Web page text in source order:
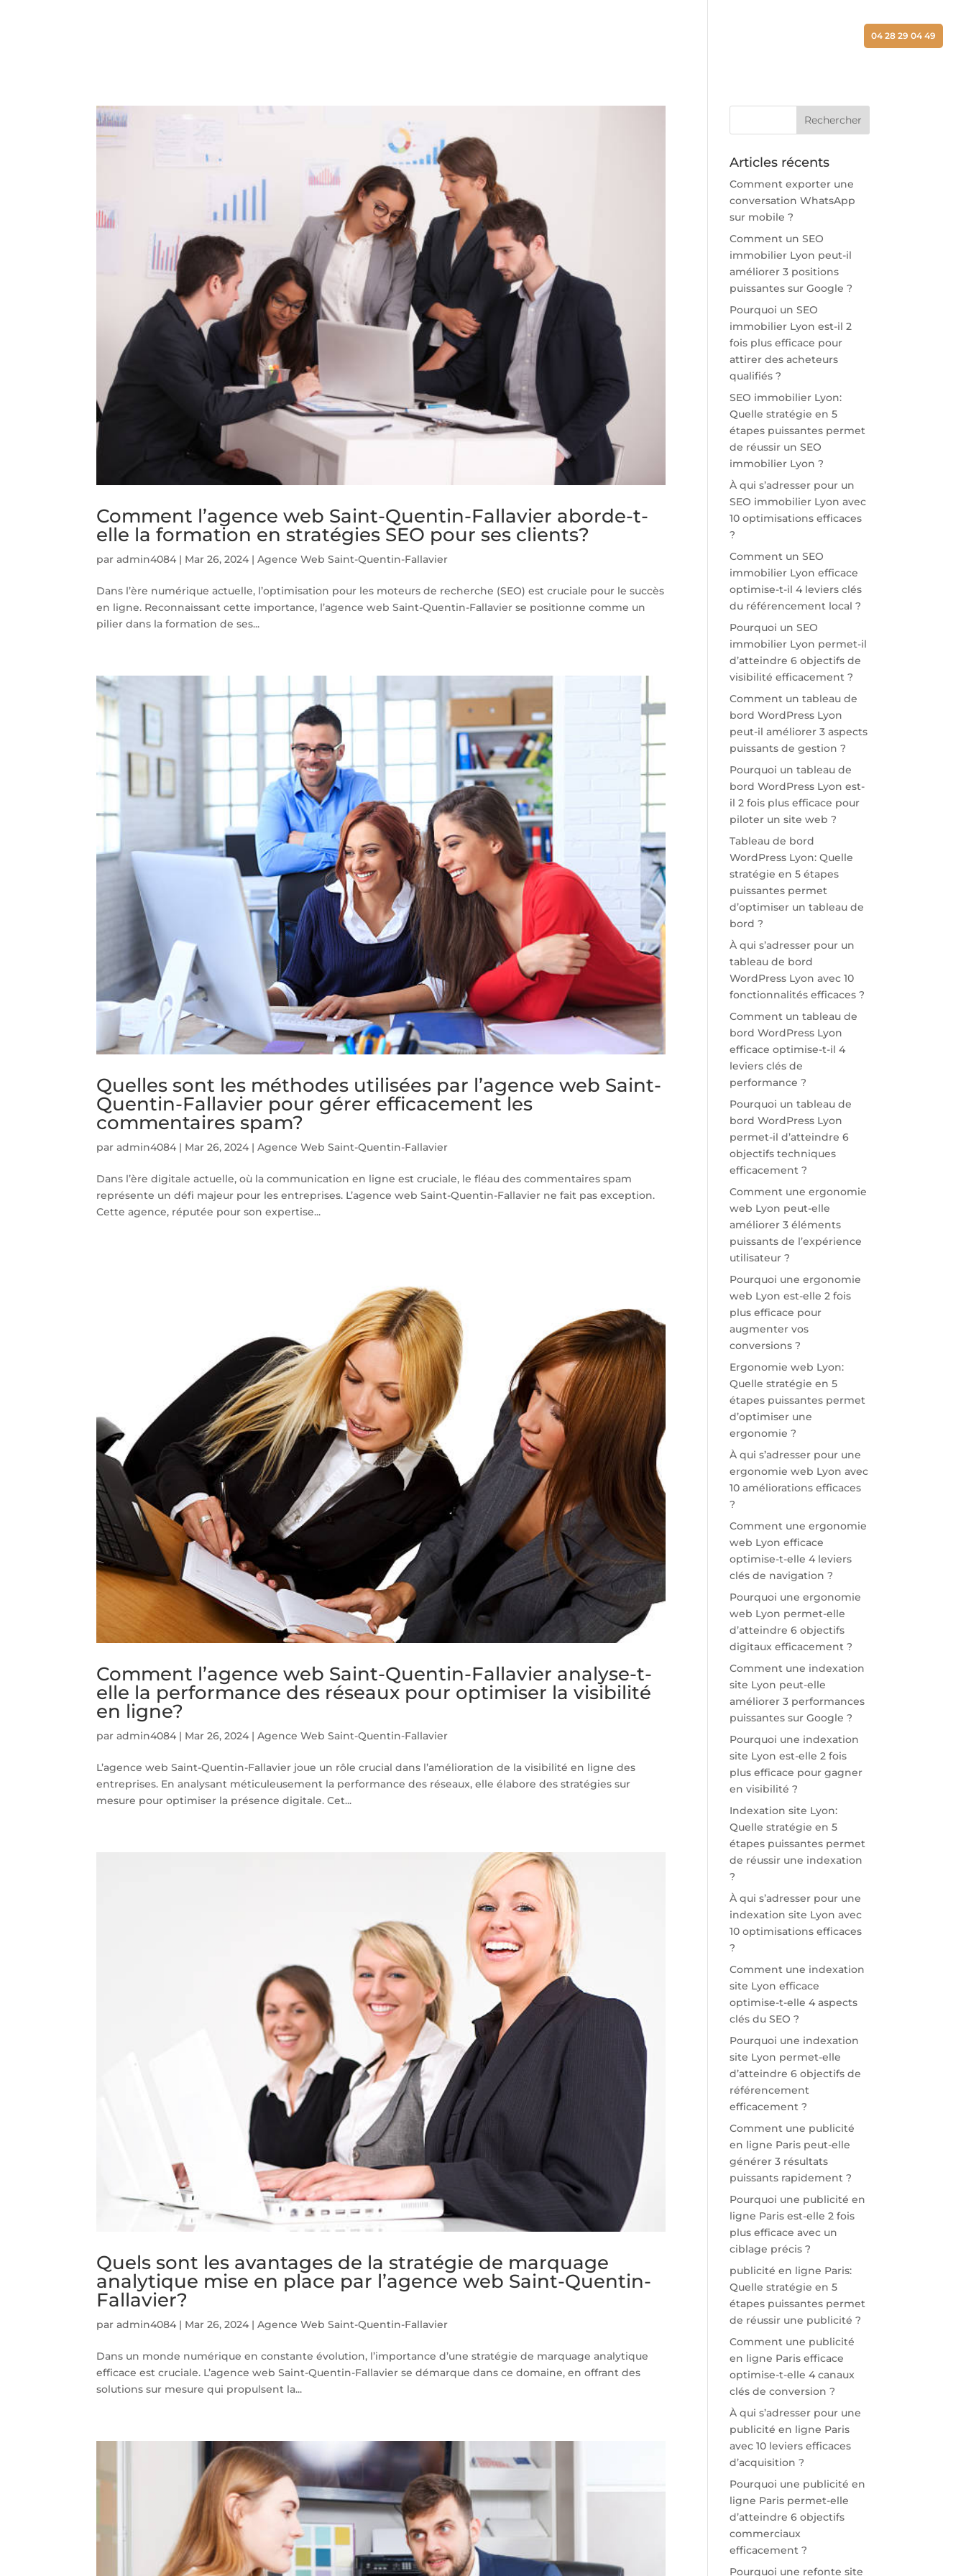
04 28 29 04 49
Comment l’agence web Saint-Quentin-Fallavier aborde-t-
elle la formation en stratégies SEO pour ses clients?
paradmin4084 | Mar 26, 2024 |Agence Web Saint-Quentin-Fallavier
Dans l’ère numérique actuelle, l’optimisation pour les moteurs de recherche (SEO) est cruciale pour le succès
en ligne. Reconnaissant cette importance, l’agence web Saint-Quentin-Fallavier se positionne comme un
pilier dans la formation de ses...
Quelles sont les méthodes utilisées par l’agence web Saint-
Quentin-Fallavier pour gérer efficacement les
commentaires spam?
paradmin4084 | Mar 26, 2024 |Agence Web Saint-Quentin-Fallavier
Dans l’ère digitale actuelle, où la communication en ligne est cruciale, le fléau des commentaires spam
représente un défi majeur pour les entreprises. L’agence web Saint-Quentin-Fallavier ne fait pas exception.
Cette agence, réputée pour son expertise...
Comment l’agence web Saint-Quentin-Fallavier analyse-t-
elle la performance des réseaux pour optimiser la visibilité
en ligne?
paradmin4084 | Mar 26, 2024 |Agence Web Saint-Quentin-Fallavier
L’agence web Saint-Quentin-Fallavier joue un rôle crucial dans l’amélioration de la visibilité en ligne des
entreprises. En analysant méticuleusement la performance des réseaux, elle élabore des stratégies sur
mesure pour optimiser la présence digitale. Cet...
Quels sont les avantages de la stratégie de marquage
analytique mise en place par l’agence web Saint-Quentin-
Fallavier?
paradmin4084 | Mar 26, 2024 |Agence Web Saint-Quentin-Fallavier
Dans un monde numérique en constante évolution, l’importance d’une stratégie de marquage analytique
efficace est cruciale. L’agence web Saint-Quentin-Fallavier se démarque dans ce domaine, en offrant des
solutions sur mesure qui propulsent la...
Articles récents
Comment exporter une
conversation WhatsApp
sur mobile ?
Comment un SEO
immobilier Lyon peut-il
améliorer 3 positions
puissantes sur Google ?
Pourquoi un SEO
immobilier Lyon est-il 2
fois plus efficace pour
attirer des acheteurs
qualifiés ?
SEO immobilier Lyon:
Quelle stratégie en 5
étapes puissantes permet
de réussir un SEO
immobilier Lyon ?
À qui s’adresser pour un
SEO immobilier Lyon avec
10 optimisations efficaces
?
Comment un SEO
immobilier Lyon efficace
optimise-t-il 4 leviers clés
du référencement local ?
Pourquoi un SEO
immobilier Lyon permet-il
d’atteindre 6 objectifs de
visibilité efficacement ?
Comment un tableau de
bord WordPress Lyon
peut-il améliorer 3 aspects
puissants de gestion ?
Pourquoi un tableau de
bord WordPress Lyon est-
il 2 fois plus efficace pour
piloter un site web ?
Tableau de bord
WordPress Lyon: Quelle
stratégie en 5 étapes
puissantes permet
d’optimiser un tableau de
bord ?
À qui s’adresser pour un
tableau de bord
WordPress Lyon avec 10
fonctionnalités efficaces ?
Comment un tableau de
bord WordPress Lyon
efficace optimise-t-il 4
leviers clés de
performance ?
Pourquoi un tableau de
bord WordPress Lyon
permet-il d’atteindre 6
objectifs techniques
efficacement ?
Comment une ergonomie
web Lyon peut-elle
améliorer 3 éléments
puissants de l’expérience
utilisateur ?
Pourquoi une ergonomie
web Lyon est-elle 2 fois
plus efficace pour
augmenter vos
conversions ?
Ergonomie web Lyon:
Quelle stratégie en 5
étapes puissantes permet
d’optimiser une
ergonomie ?
À qui s’adresser pour une
ergonomie web Lyon avec
10 améliorations efficaces
?
Comment une ergonomie
web Lyon efficace
optimise-t-elle 4 leviers
clés de navigation ?
Pourquoi une ergonomie
web Lyon permet-elle
d’atteindre 6 objectifs
digitaux efficacement ?
Comment une indexation
site Lyon peut-elle
améliorer 3 performances
puissantes sur Google ?
Pourquoi une indexation
site Lyon est-elle 2 fois
plus efficace pour gagner
en visibilité ?
Indexation site Lyon:
Quelle stratégie en 5
étapes puissantes permet
de réussir une indexation
?
À qui s’adresser pour une
indexation site Lyon avec
10 optimisations efficaces
?
Comment une indexation
site Lyon efficace
optimise-t-elle 4 aspects
clés du SEO ?
Pourquoi une indexation
site Lyon permet-elle
d’atteindre 6 objectifs de
référencement
efficacement ?
Comment une publicité
en ligne Paris peut-elle
générer 3 résultats
puissants rapidement ?
Pourquoi une publicité en
ligne Paris est-elle 2 fois
plus efficace avec un
ciblage précis ?
publicité en ligne Paris:
Quelle stratégie en 5
étapes puissantes permet
de réussir une publicité ?
Comment une publicité
en ligne Paris efficace
optimise-t-elle 4 canaux
clés de conversion ?
À qui s’adresser pour une
publicité en ligne Paris
avec 10 leviers efficaces
d’acquisition ?
Pourquoi une publicité en
ligne Paris permet-elle
d’atteindre 6 objectifs
commerciaux
efficacement ?
Pourquoi une refonte site